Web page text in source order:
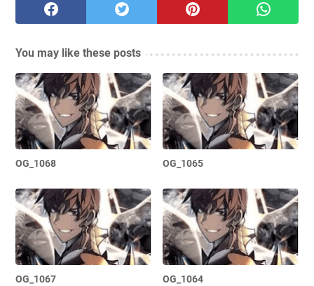
You may like these posts
OG_1068 OG_1065
OG_1067 OG_1064